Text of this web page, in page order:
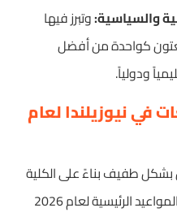
والسياسية:وتبرز فيها
كواحدة من أفضل
ودولياً.
في نيوزيلندا لعام
بشكل طفيف بناءً على الكلية
والبرنامج الأكاديمي، ولكن تسير المواعيد الرئيسية لعام 2026